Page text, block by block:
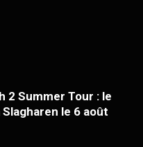
2 Summer Tour : le
le 6 août